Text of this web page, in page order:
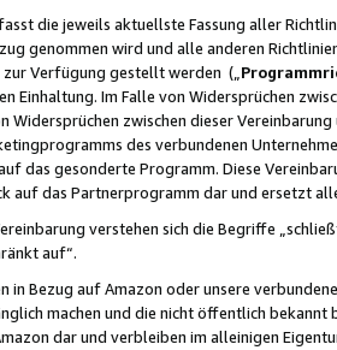
die jeweils aktuellste Fassung aller
genommen wird und alle anderen
Verfügung gestellt werden („
Einhaltung. Im Falle von Widersprüchen
Widersprüchen zwischen dieser
des verbundenen
das gesonderte Programm. Diese
auf das Partnerprogramm dar und ersetzt
verstehen sich die Begriffe
auf“.
in Bezug auf Amazon oder unsere
machen und die nicht öffentlich
dar und verbleiben im alleinigen